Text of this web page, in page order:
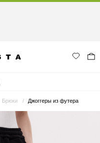
Брюки Джоггеры из футера